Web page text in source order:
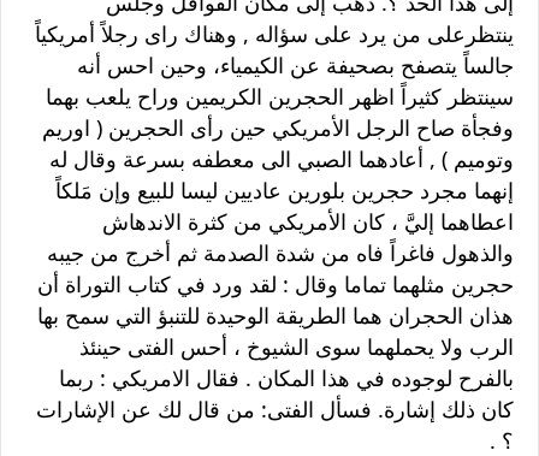
ينتظرعلى من يرد على سؤاله , وهناك راى رجلاً أمريكياً
جالساً يتصفح بصحيفة عن الكيمياء، وحين احس أنه
سينتظر كثيراً اظهر الحجرين الكريمين وراح يلعب بهما
وفجأة صاح الرجل الأمريكي حين رأى الحجرين ( اوريم
وتوميم ) , أعادهما الصبي الى معطفه بسرعة وقال له
إنهما مجرد حجرين بلورين عاديين ليسا للبيع وإن مَلكاً
اعطاهما إليَّ ، كان الأمريكي من كثرة الاندهاش
والذهول فاغراً فاه من شدة الصدمة ثم أخرج من جيبه
حجرين مثلهما تماما وقال : لقد ورد في كتاب التوراة أن
هذان الحجران هما الطريقة الوحيدة للتنبؤ التي سمح بها
الرب ولا يحملهما سوى الشيوخ ، أحس الفتى حينئذ
بالفرح لوجوده في هذا المكان . فقال الامريكي : ربما
كان ذلك إشارة. فسأل الفتى: من قال لك عن الإشارات
؟ .